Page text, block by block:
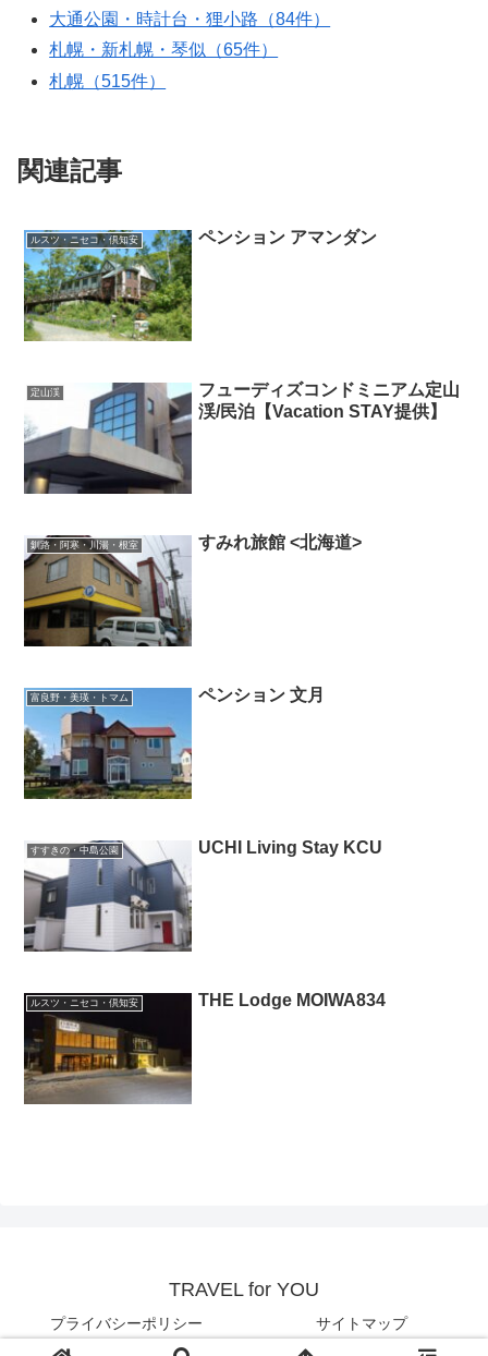
大通公園・時計台・狸小路（84件）
札幌・新札幌・琴似（65件）
札幌（515件）
関連記事
ルスツ・ニセコ・倶知安 ペンション アマンダン
定山渓
フューディズコンドミニアム定山
渓/民泊【Vacation STAY提供】
釧路・阿寒・川湯・根室 すみれ旅館 <北海道>
富良野・美瑛・トマム ペンション 文月
すすきの・中島公園 UCHI Living Stay KCU
ルスツ・ニセコ・倶知安 THE Lodge MOIWA834
TRAVEL for YOU
プライバシーポリシー サイトマップ